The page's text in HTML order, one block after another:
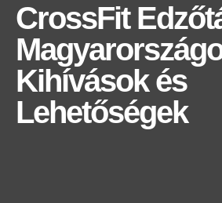
CrossFit
Kihívások és
Lehetőségek